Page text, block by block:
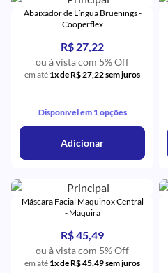
Abaixador de Língua Bruenings -
Cooperflex
R$ 27,22
ou à vista com 5% Off
em até 1x de R$ 27,22 sem juros
Disponível em 1 opções
Adicionar
Máscara Facial Maquinox Central
- Maquira
R$ 45,49
ou à vista com 5% Off
em até 1x de R$ 45,49 sem juros